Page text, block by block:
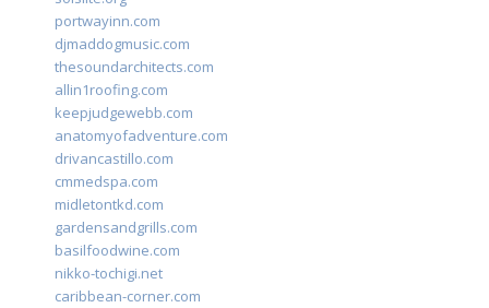
portwayinn.com
djmaddogmusic.com
thesoundarchitects.com
allin1roofing.com
keepjudgewebb.com
anatomyofadventure.com
drivancastillo.com
cmmedspa.com
midletontkd.com
gardensandgrills.com
basilfoodwine.com
nikko-tochigi.net
caribbean-corner.com